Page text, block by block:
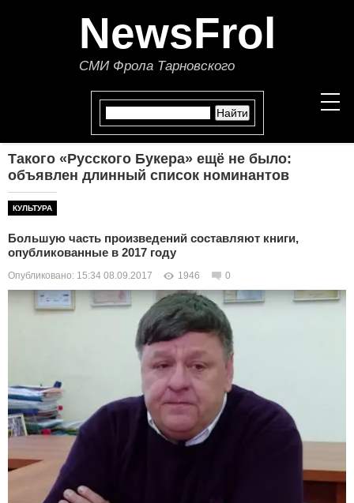
NewsFrol
СМИ Фрола Тарновского
НОВОСТИ
ПОЛИТИКА
ЭКОНОМИКА
В МИРЕ
ОБЩЕСТВО
КУЛЬТУРА
НАУКА
Такого «Русского Букера» ещё не было:
объявлен длинный список номинантов
КУЛЬТУРА
Большую часть произведений составляют книги,
опубликованные в 2017 году
Опубликовано: 15:34 08.09.2017 1946 0